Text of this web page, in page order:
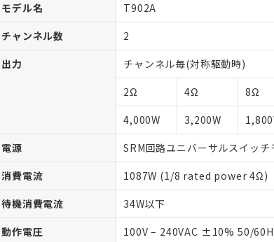
モデル名
T902A
チャンネル数
2
出力
チャンネル毎(対称駆動時)
2Ω
4Ω 8Ω
4,000W
3,200W
電源
SRM回路ユニバーサルスイッ
消費電流
1087W (1/8 rated power 4Ω)
待機消費電流
34W以下
動作電圧
100V – 240VAC ±10% 50/